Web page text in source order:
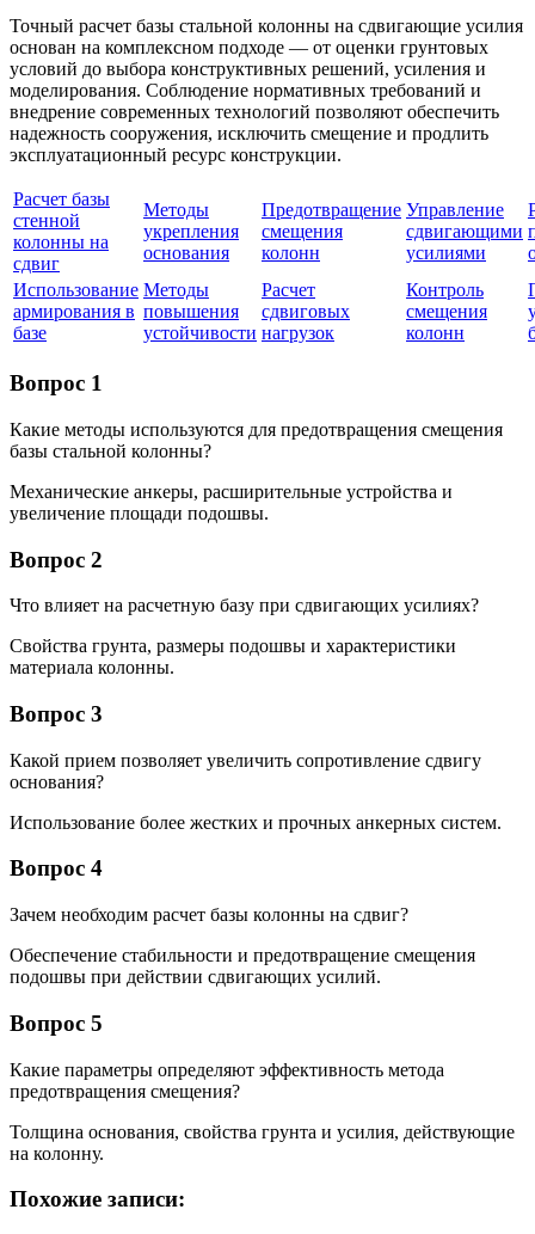
Точный расчет базы стальной колонны на сдвигающие усилия
основан на комплексном подходе — от оценки грунтовых
условий до выбора конструктивных решений, усиления и
моделирования. Соблюдение нормативных требований и
внедрение современных технологий позволяют обеспечить
надежность сооружения, исключить смещение и продлить
эксплуатационный ресурс конструкции.
Расчет базы
стенной
колонны на
сдвиг
Методы
укрепления
основания
Предотвращение
смещения
колонн
Управление
сдвигающими
усилиями
Использование
армирования в
базе
Методы
повышения
устойчивости
Расчет
сдвиговых
нагрузок
Контроль
смещения
колонн
Вопрос 1
Какие методы используются для предотвращения смещения
базы стальной колонны?
Механические анкеры, расширительные устройства и
увеличение площади подошвы.
Вопрос 2
Что влияет на расчетную базу при сдвигающих усилиях?
Свойства грунта, размеры подошвы и характеристики
материала колонны.
Вопрос 3
Какой прием позволяет увеличить сопротивление сдвигу
основания?
Использование более жестких и прочных анкерных систем.
Вопрос 4
Зачем необходим расчет базы колонны на сдвиг?
Обеспечение стабильности и предотвращение смещения
подошвы при действии сдвигающих усилий.
Вопрос 5
Какие параметры определяют эффективность метода
предотвращения смещения?
Толщина основания, свойства грунта и усилия, действующие
на колонну.
Похожие записи: